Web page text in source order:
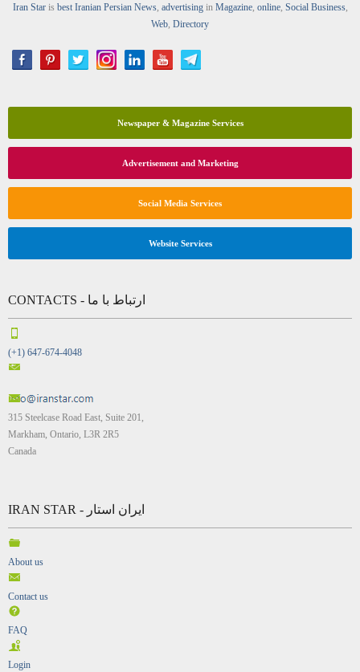
Iran Staris best Iranian Persian News, advertisingin Magazine, online, Social Business,
Web Directory
Newspaper & Magazine Services
Advertisement and Marketing
Social Media Services
Website Services
CONTACTS - ارتباط با ما
(+1) 647-674-4048
315 Steelcase Road East, Suite 201,
Markham, Ontario, L3R 2R5
Canada
IRAN STAR - ایران استار
About us
Contact us
FAQ
Login